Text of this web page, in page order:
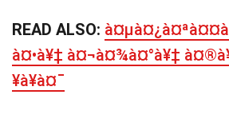
READ ALSO:
à¤•à¥‡ à¤¬à¤¾à¤°à¥‡
¥à¥à¤¯